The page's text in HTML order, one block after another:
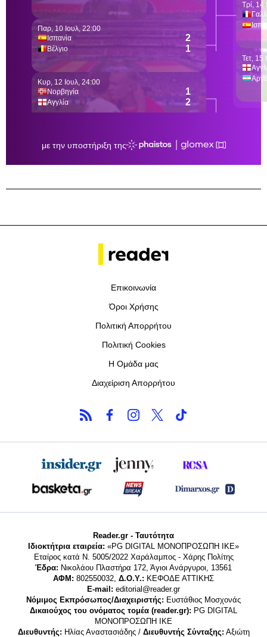
Επικοινωνία
Όροι Χρήσης
Πολιτική Απορρήτου
Πολιτική Cookies
Η Ομάδα μας
Διαχείριση Απορρήτου
Reader.gr - Ταυτότητα
Ιδιοκτήτρια εταιρεία: «PG DIGITAL MONΟΠΡΟΣΩΠΗ ΙΚΕ»
Εταίρος κατά Ν. 5005/2022 Χαράλαμπος - Χάρης Πολίτης
Έδρα: Νικολάου Πλαστήρα 172, Άγιοι Ανάργυροι, 13561
ΑΦΜ: 802550032, Δ.Ο.Υ.: ΚΕΦΟΔΕ ΑΤΤΙΚΗΣ
E-mail: editorial@reader.gr
Νόμιμος Εκπρόσωπος/Διαχειριστής: Ευστάθιος Μοσχονάς
Δικαιούχος του ονόματος τομέα (reader.gr): PG DIGITAL
MONΟΠΡΟΣΩΠΗ ΙΚΕ
Διευθυντής: Ηλίας Αναστασιάδης / Διευθυντής Σύνταξης: Αξιώτη